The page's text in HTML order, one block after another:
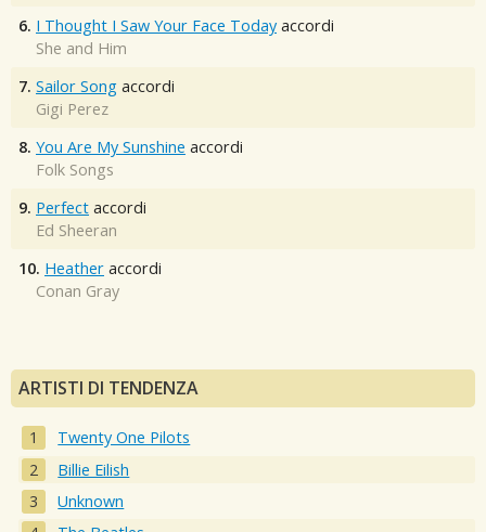
6. I Thought I Saw Your Face Today accordi
She and Him
7. Sailor Song accordi
Gigi Perez
8. You Are My Sunshine accordi
Folk Songs
9. Perfect accordi
Ed Sheeran
10. Heather accordi
Conan Gray
ARTISTI DI TENDENZA
Twenty One Pilots
Billie Eilish
Unknown